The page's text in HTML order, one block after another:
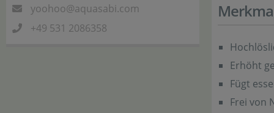
yoohoo@aquasabi.com
+49 531 2086358
Erhöht
Fügt
Frei von